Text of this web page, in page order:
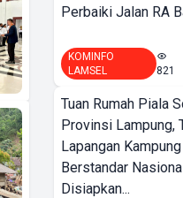
Perbaiki Jalan RA
KOMINFO
LAMSEL
821
Tuan Rumah Piala
Provinsi Lampung,
Lapangan Kampung
Berstandar
Disiapkan...